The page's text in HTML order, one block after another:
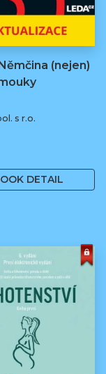
(nejen)
s r.o.
DETAIL